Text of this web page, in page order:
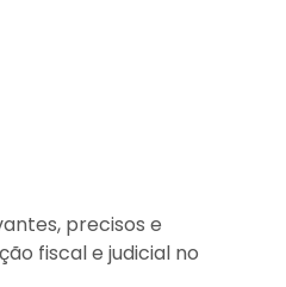
precisos e
fiscal e judicial no